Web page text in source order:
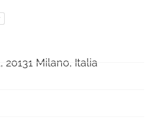
20131 Milano, Italia